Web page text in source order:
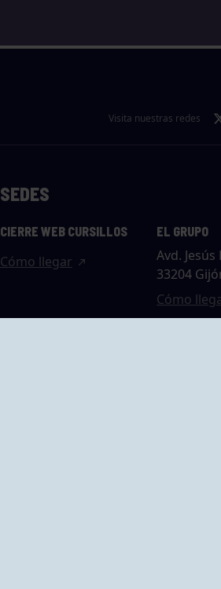
Visita nuestras redes
SEDES
CIERRE WEB CURSILLOS
Cómo llegar
EL GRUPO
Avd. Jesús
33204
Cómo